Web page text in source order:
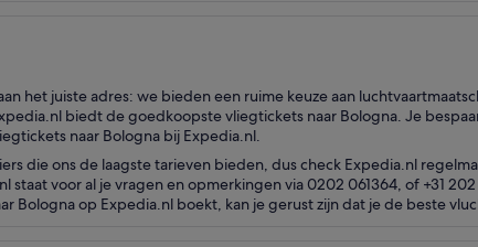
het juiste adres: we bieden een ruime keuze aan
biedt de goedkoopste vliegtickets naar Bologna. Je
naar Bologna bij Expedia.nl.
die ons de laagste tarieven bieden, dus check Expedia.nl
voor al je vragen en opmerkingen via 0202 061364, of +31
Bologna op Expedia.nl boekt, kan je gerust zijn dat je de beste